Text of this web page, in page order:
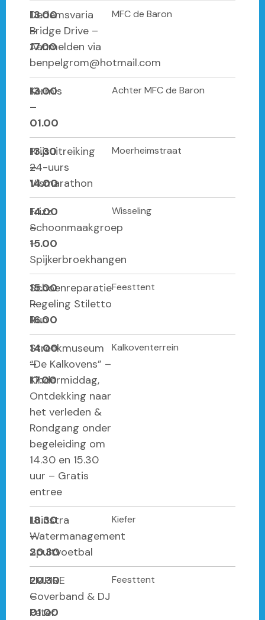
13.00
–
17.00
Dedemsvaria
Bridge Drive –
Aanmelden via
benpelgrom@hotmail.com
MFC de Baron
13.00
–
01.00
Kermis Achter MFC de Baron
13.30
–
14.00
Prijsuitreiking
24-uurs
Vismarathon
Moerheimstraat
14.00
–
15.00
Frizz
Schoonmaakgroep
–
Spijkerbroekhangen
Wisseling
15.00
–
16.00
Schoenreparatie
Regeling Stiletto
Run
Feesttent
14.00
–
17.00
Streekmuseum
“De Kalkovens” –
Kindermiddag,
Ontdekking naar
het verleden &
Rondgang onder
begeleiding om
14.30 en 15.30
uur – Gratis
entree
Kalkoventerrein
18.30
–
20.30
Luinstra
Watermanagement
Spuitvoetbal
Kiefer
20.30
–
01.00
EMPIRE
Coverband & DJ
Peter
Feesttent